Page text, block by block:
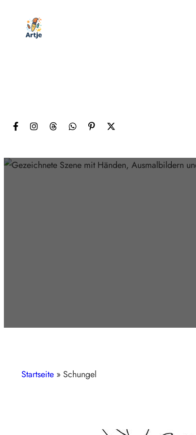
springen

Startseite » Schungel